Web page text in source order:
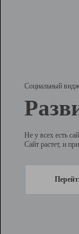
Социальный
Не у всех есть
Сайт растет, и